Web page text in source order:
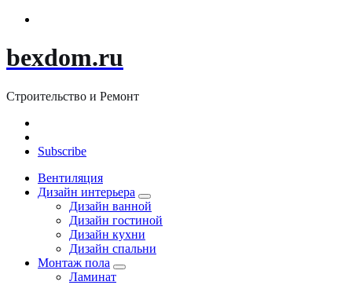
bexdom.ru
Строительство и Ремонт
Subscribe
Вентиляция
Дизайн интерьера
Дизайн ванной
Дизайн гостиной
Дизайн кухни
Дизайн спальни
Монтаж пола
Ламинат